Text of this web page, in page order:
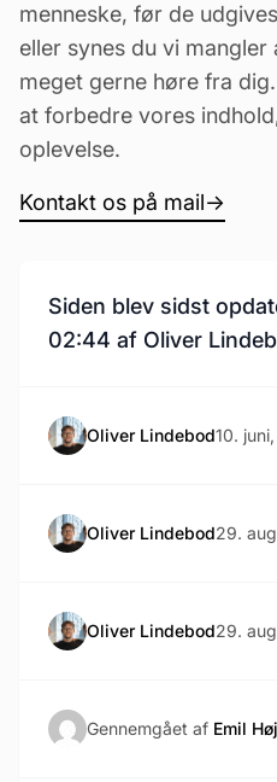
menneske, før de
eller synes du vi
meget gerne høre fra
at forbedre vores
oplevelse.
Kontakt os på mail→
Siden blev sidst
02:44 af Oliver
Oliver Lindebod10.
Oliver Lindebod29.
Oliver Lindebod29.
Gennemgået af Emil